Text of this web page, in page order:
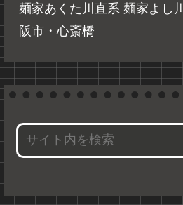
麺家あくた川直系 麺家よし
阪市・心斎橋